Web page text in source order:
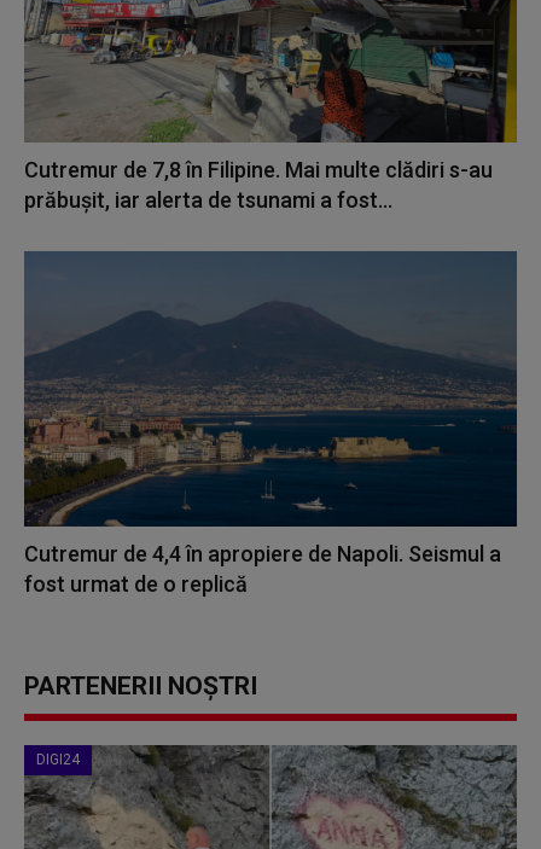
Cutremur de 7,8 în Filipine. Mai multe clădiri s-au
prăbușit, iar alerta de tsunami a fost...
Cutremur de 4,4 în apropiere de Napoli. Seismul a
fost urmat de o replică
PARTENERII NOȘTRI
DIGI24